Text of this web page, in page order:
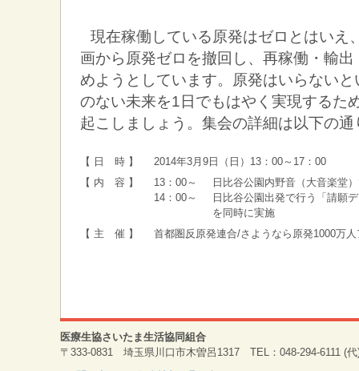
現在稼働している原発はゼロとはいえ
画から原発ゼロを撤回し、再稼働・輸
めようとしています。原発はいらない
のない未来を1日でもはやく実現するた
起こしましょう。集会の詳細は以下の通
【 日 時 】
2014年3月9日（日）13：00～17：00
【 内 容 】
13：00～
日比谷公園内野音（大音楽堂
14：00～
日比谷公園出発で行う「請願
を同時に実施
【 主 催 】
首都圏反原発連合/さようなら原発1000万
医療生協さいたま生活協同組合
〒333-0831 埼玉県川口市木曽呂1317 TEL：048-294-6111 (